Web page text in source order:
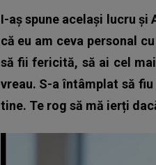
I-aș spune același lucru și
că eu am ceva personal
să fii fericită, să ai cel
vreau. S-a întâmplat să
tine. Te rog să mă ierți